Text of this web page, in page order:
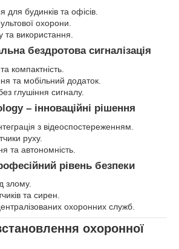
будинків та офісів.
охорони.
використання.
бездротова сигналізація
компактність.
та мобільний додаток.
глушіння сигналу.
– інноваційні рішення
з відеоспостереженням.
руху.
та автономність.
рівень безпеки
злому.
та сирен.
охоронних служб.
охоронної